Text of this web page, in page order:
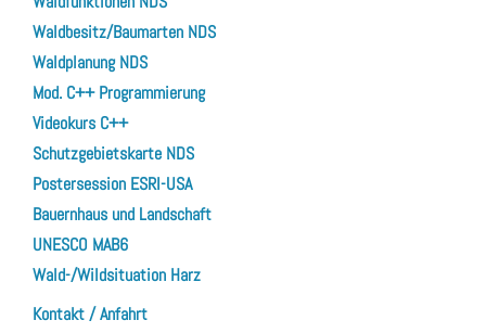
Waldbesitz/Baumarten NDS
Waldplanung NDS
Mod. C++ Programmierung
Videokurs C++
Schutzgebietskarte NDS
Postersession ESRI-USA
Bauernhaus und Landschaft
UNESCO MAB6
Wald-/Wildsituation Harz
Kontakt / Anfahrt